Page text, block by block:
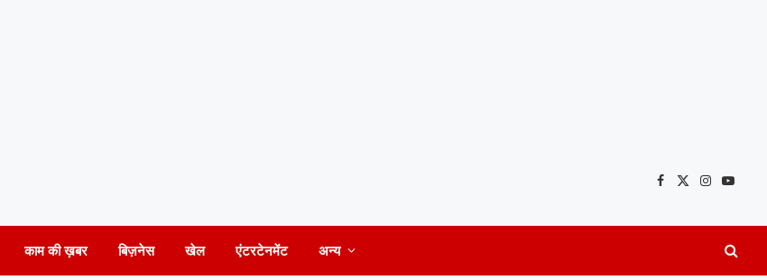
Facebook
X
Instagram
काम की ख़बर बिज़नेस खेल एंटरटेनमेंट अन्य